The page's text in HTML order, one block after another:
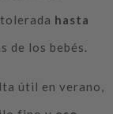
hasta
de los bebés.
útil en verano,